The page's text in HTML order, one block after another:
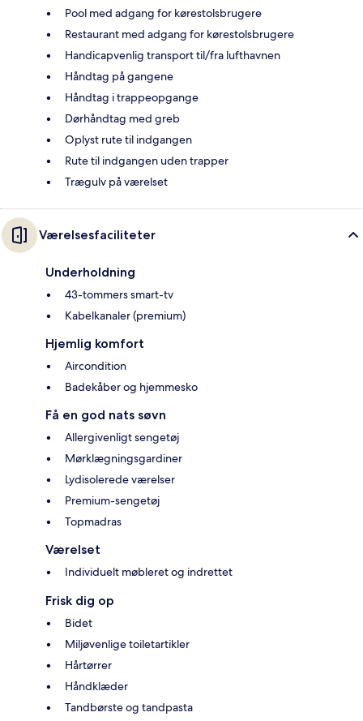
Pool med adgang for kørestolsbrugere
Restaurant med adgang for kørestolsbrugere
Handicapvenlig transport til/fra lufthavnen
Håndtag på gangene
Håndtag i trappeopgange
Dørhåndtag med greb
Oplyst rute til indgangen
Rute til indgangen uden trapper
Trægulv på værelset
Værelsesfaciliteter
Underholdning
43-tommers smart-tv
Kabelkanaler (premium)
Hjemlig komfort
Aircondition
Badekåber og hjemmesko
Få en god nats søvn
Allergivenligt sengetøj
Mørklægningsgardiner
Lydisolerede værelser
Premium-sengetøj
Topmadras
Værelset
Individuelt møbleret og indrettet
Frisk dig op
Bidet
Miljøvenlige toiletartikler
Hårtørrer
Håndklæder
Tandbørste og tandpasta